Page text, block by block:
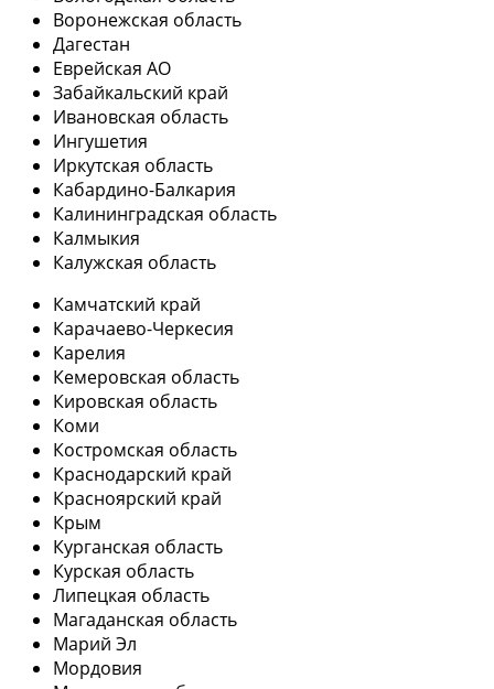
Воронежская область
Дагестан
Еврейская АО
Забайкальский край
Ивановская область
Ингушетия
Иркутская область
Кабардино-Балкария
Калининградская область
Калмыкия
Калужская область
Камчатский край
Карачаево-Черкесия
Карелия
Кемеровская область
Кировская область
Коми
Костромская область
Краснодарский край
Красноярский край
Крым
Курганская область
Курская область
Липецкая область
Магаданская область
Марий Эл
Мордовия